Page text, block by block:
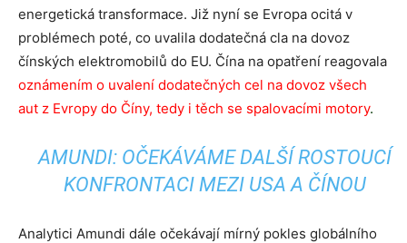
energetická transformace. Již nyní se Evropa ocitá v
problémech poté, co uvalila dodatečná cla na dovoz
čínských elektromobilů do EU. Čína na opatření reagovala
oznámením o uvalení dodatečných cel na dovoz všech
aut z Evropy do Číny, tedy i těch se spalovacími motory.
AMUNDI: OČEKÁVÁME DALŠÍ ROSTOUCÍ
KONFRONTACI MEZI USA A ČÍNOU
Analytici Amundi dále očekávají mírný pokles globálního